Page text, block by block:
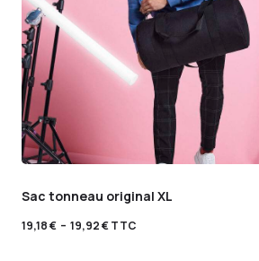
Sac tonneau original XL
19,18€ – 19,92€TTC